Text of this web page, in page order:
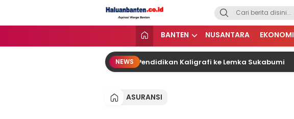
konten
Haluan Banten
Aspirasi Warga Banten
BANTEN NUSANTARA EKONOMI
NEWS
Zakiyah Lepas 20 Peserta Pendidikan Kaligrafi ke Lemka Sukabumi
ASURANSI